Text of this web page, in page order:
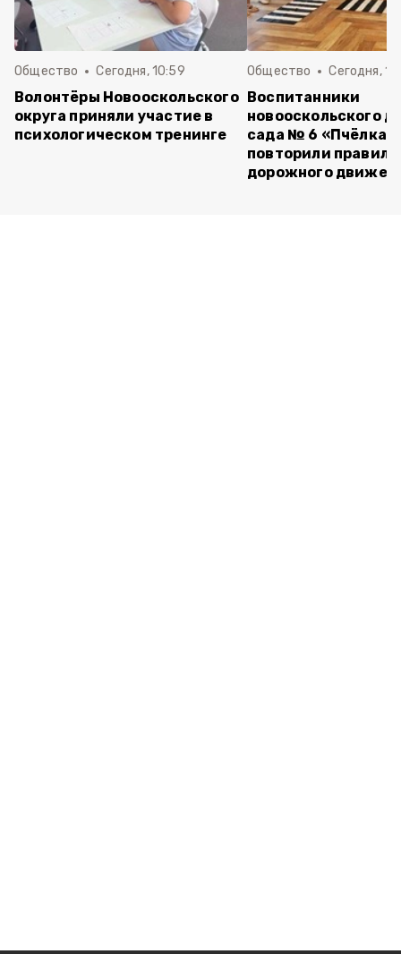
Общество Сегодня, 10:59
Волонтёры Новооскольского
округа приняли участие в
психологическом тренинге
Общество Сегодня,
Воспитанники
новооскольского
сада № 6 «Пчёлка»
повторили правила
дорожного